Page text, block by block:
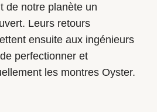
de notre planète un
Leurs retours
ensuite aux ingénieurs
perfectionner et
les montres Oyster.